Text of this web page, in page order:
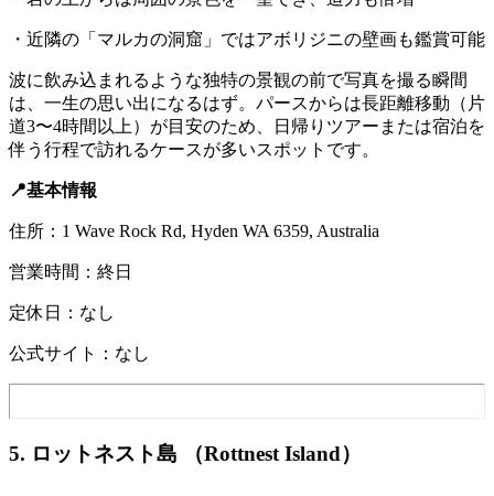
・近隣の「マルカの洞窟」ではアボリジニの壁画も鑑賞可能
波に飲み込まれるような独特の景観の前で写真を撮る瞬間
は、一生の思い出になるはず。パースからは長距離移動（片
道3〜4時間以上）が目安のため、日帰りツアーまたは宿泊を
伴う行程で訪れるケースが多いスポットです。
📍基本情報
住所：1 Wave Rock Rd, Hyden WA 6359, Australia
営業時間：終日
定休日：なし
公式サイト：なし
5. ロットネスト島 （Rottnest Island）